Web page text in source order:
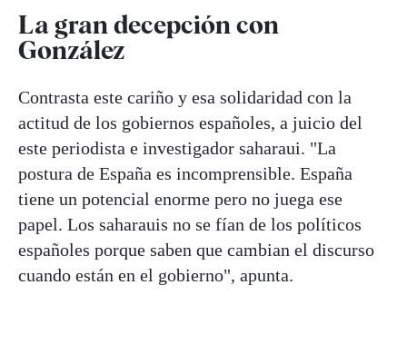
La gran decepción con
González
Contrasta este cariño y esa solidaridad con la
actitud de los gobiernos españoles, a juicio del
este periodista e investigador saharaui. "La
postura de España es incomprensible. España
tiene un potencial enorme pero no juega ese
papel. Los saharauis no se fían de los políticos
españoles porque saben que cambian el discurso
cuando están en el gobierno", apunta.